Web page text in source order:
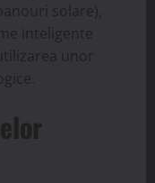
solare),
inteligente
unor